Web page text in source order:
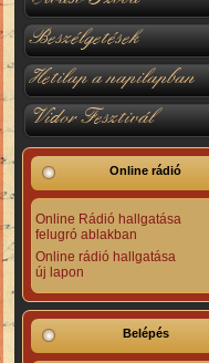
Beszélgetések
Hetilap a napilapban
Vidor Fesztivál
Online rádió
Online Rádió hallgatása
felugró ablakban
Online rádió hallgatása
új lapon
Belépés